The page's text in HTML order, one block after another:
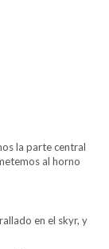
la parte central
al horno
en el skyr, y